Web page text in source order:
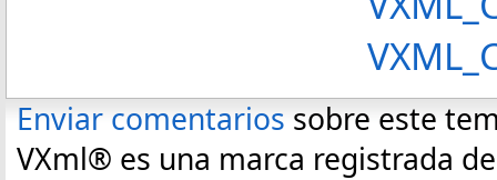
Enviar comentarios sobre este
VXml® es una marca registrada